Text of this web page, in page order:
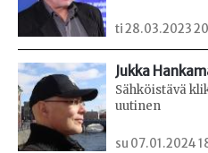
ti 28.03.2023
Jukka
Sähköistävä
uutinen
su 07.01.2024